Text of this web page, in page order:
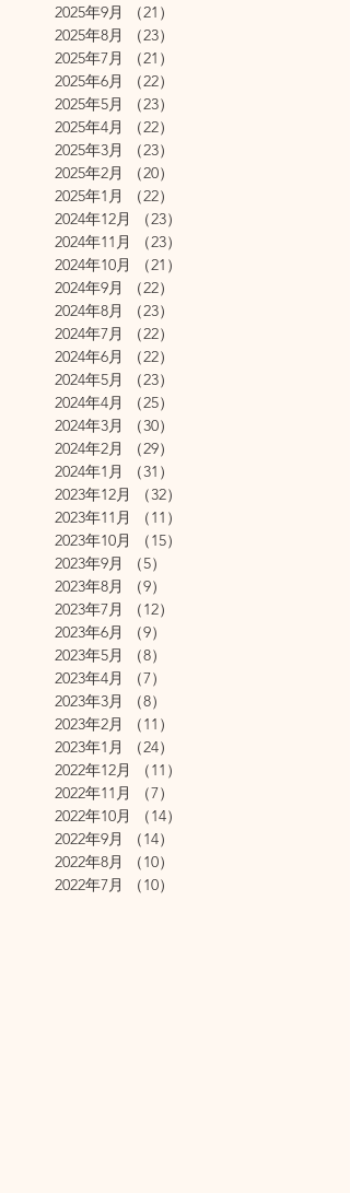
2025年9月
（21）
2025年8月
（23）
2025年7月
（21）
2025年6月
（22）
2025年5月
（23）
2025年4月
（22）
2025年3月
（23）
2025年2月
（20）
2025年1月
（22）
2024年12月
（23）
2024年11月
（23）
2024年10月
（21）
2024年9月
（22）
2024年8月
（23）
2024年7月
（22）
2024年6月
（22）
2024年5月
（23）
2024年4月
（25）
2024年3月
（30）
2024年2月
（29）
2024年1月
（31）
2023年12月
（32）
2023年11月
（11）
2023年10月
（15）
2023年9月
（5）
2023年8月
（9）
2023年7月
（12）
2023年6月
（9）
2023年5月
（8）
2023年4月
（7）
2023年3月
（8）
2023年2月
（11）
2023年1月
（24）
2022年12月
（11）
2022年11月
（7）
2022年10月
（14）
2022年9月
（14）
2022年8月
（10）
2022年7月
（10）